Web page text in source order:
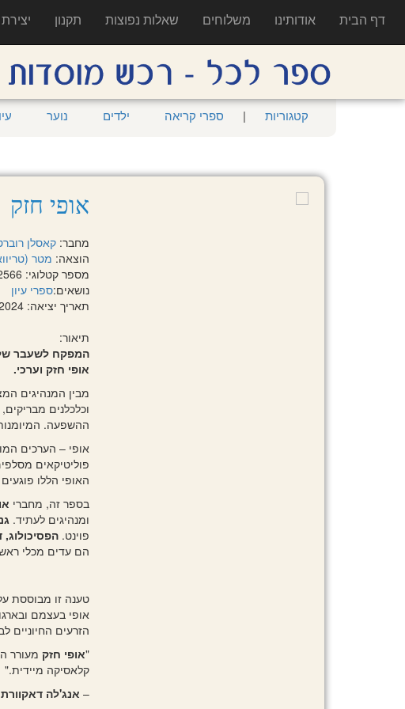
דף הבית אודותינו משלוחים שאלות נפוצות תקנון
קטגוריות | ספרי קריאה ילדים נוער
אופי חזק
מחבר:קאסלן
הוצאה: מטר
מספר קטלוגי: 99-2566
נושאים:ספרי עיון
תאריך יציאה: 9/2024
תיאור:
המפקח לשעבר של
אופי חזק וערכי.
מבין המנהיגים
וכלכלנים
ההשפעה.
אופי – הערכים
פוליטיקאים
האופי הללו
בספר זה, מחברי
ומנהיגים לעתיד.
פוינט.
הם עדים מכלי
טענה זו מבוססת
אופי בעצמם
הזרעים החיוניים
"אופי חזק מעורר
קלאסיקה מיידית."
– אנג'לה דאקוורת